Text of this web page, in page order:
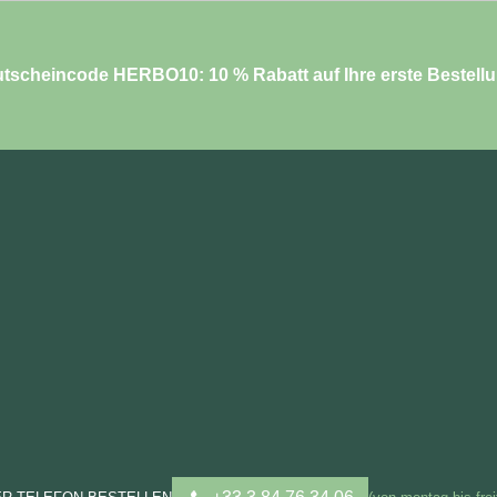
HERBO10: 10 % Rabatt auf Ihre erste